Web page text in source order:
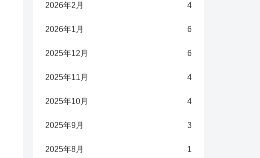
2026年2月 4
2026年1月 6
2025年12月 6
2025年11月 4
2025年10月 4
2025年9月 3
2025年8月 1